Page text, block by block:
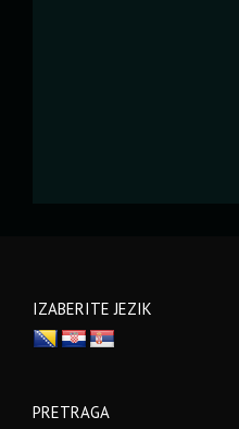
IZABERITE JEZIK
PRETRAGA